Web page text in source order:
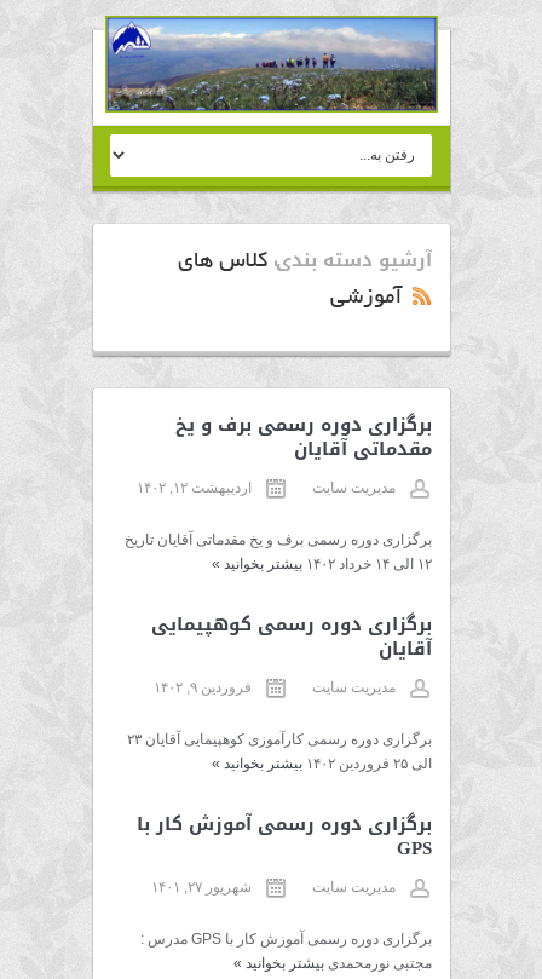
آرشیو دسته بندی:کلاس های
آموزشی
برگزاری دوره رسمی برف و یخ
مقدماتی آقایان
مدیریت سایت اردیبهشت ۱۲, ۱۴۰۲
برگزاری دوره رسمی برف و یخ مقدماتی آقایان تاریخ
۱۲ الی ۱۴ خرداد ۱۴۰۲
بیشتر بخوانید »
برگزاری دوره رسمی کوهپیمایی
آقایان
مدیریت سایت فروردین ۹, ۱۴۰۲
برگزاری دوره رسمی کارآموزی کوهپیمایی آقایان ۲۳
الی ۲۵ فروردین ۱۴۰۲
بیشتر بخوانید »
برگزاری دوره رسمی آموزش کار با
GPS
مدیریت سایت شهریور ۲۷, ۱۴۰۱
برگزاری دوره رسمی آموزش کار با GPS مدرس :
مجتبی نورمحمدیبیشتر بخوانید »